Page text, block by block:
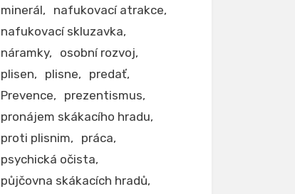
minerál
nafukovací atrakce
nafukovací skluzavka
náramky
osobní rozvoj
plisen
plisne
predať
Prevence
prezentismus
pronájem skákacího hradu
proti plisnim
práca
psychická očista
půjčovna skákacích hradů